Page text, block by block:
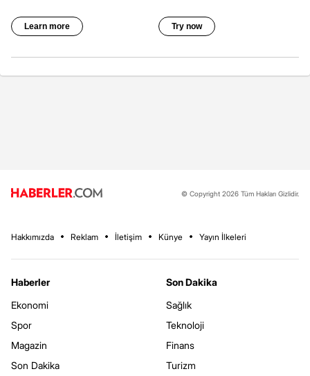
© Copyright 2026 Tüm Hakları Gizlidir.
Hakkımızda Reklam İletişim Künye Yayın İlkeleri
Haberler
Ekonomi
Spor
Magazin
Son Dakika
Son Dakika
Sağlık
Teknoloji
Finans
Turizm